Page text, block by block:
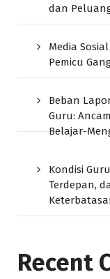
dan
Media
Pemicu
Beban
Guru:
Belajar-
Kondisi
Terdepan,
Recent